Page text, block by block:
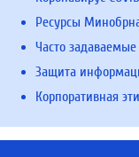
Ресурсы
Часто
Защита
Корпоративная